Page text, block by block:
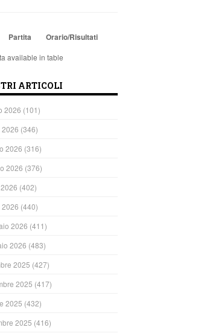
Partita Orario/Risultati
available in table
ARTICOLI
2026 (101)
(346)
2026 (316)
2026 (376)
(402)
2026 (440)
2026 (411)
2026 (483)
2025 (427)
2025 (417)
2025 (432)
2025 (416)